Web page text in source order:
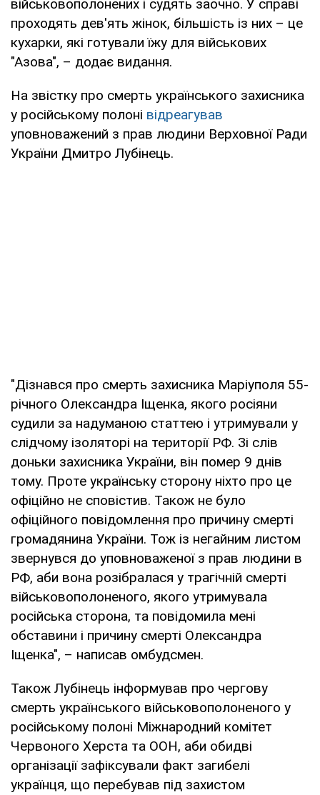
військовополонених і судять заочно. У справі
проходять дев'ять жінок, більшість із них – це
кухарки, які готували їжу для військових
"Азова", – додає видання.
На звістку про смерть українського захисника
у російському полоні відреагував
уповноважений з прав людини Верховної Ради
України Дмитро Лубінець.
"Дізнався про смерть захисника Маріуполя 55-
річного Олександра Іщенка, якого росіяни
судили за надуманою статтею і утримували у
слідчому ізоляторі на території РФ. Зі слів
доньки захисника України, він помер 9 днів
тому. Проте українську сторону ніхто про це
офіційно не сповістив. Також не було
офіційного повідомлення про причину смерті
громадянина України. Тож із негайним листом
звернувся до уповноваженої з прав людини в
РФ, аби вона розібралася у трагічній смерті
військовополоненого, якого утримувала
російська сторона, та повідомила мені
обставини і причину смерті Олександра
Іщенка", – написав омбудсмен.
Також Лубінець інформував про чергову
смерть українського військовополоненого у
російському полоні Міжнародний комітет
Червоного Херста та ООН, аби обидві
організації зафіксували факт загибелі
українця, що перебував під захистом